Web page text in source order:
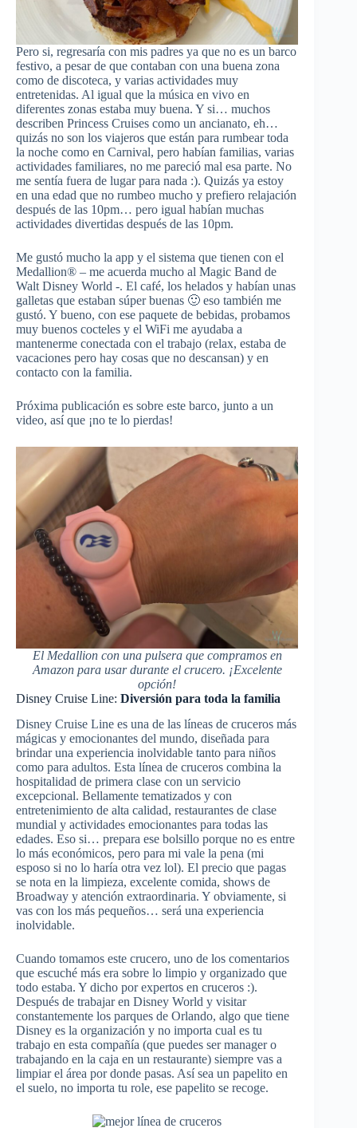
Pero si, regresaría con mis padres ya que no es un barco
festivo, a pesar de que contaban con una buena zona
como de discoteca, y varias actividades muy
entretenidas. Al igual que la música en vivo en
diferentes zonas estaba muy buena. Y si… muchos
describen Princess Cruises como un ancianato, eh…
quizás no son los viajeros que están para rumbear toda
la noche como en Carnival, pero habían familias, varias
actividades familiares, no me pareció mal esa parte. No
me sentía fuera de lugar para nada :). Quizás ya estoy
en una edad que no rumbeo mucho y prefiero relajación
después de las 10pm… pero igual habían muchas
actividades divertidas después de las 10pm.
Me gustó mucho la app y el sistema que tienen con el
Medallion® – me acuerda mucho al Magic Band de
Walt Disney World -. El café, los helados y habían unas
galletas que estaban súper buenas 🙂 eso también me
gustó. Y bueno, con ese paquete de bebidas, probamos
muy buenos cocteles y el WiFi me ayudaba a
mantenerme conectada con el trabajo (relax, estaba de
vacaciones pero hay cosas que no descansan) y en
contacto con la familia.
Próxima publicación es sobre este barco, junto a un
video, así que ¡no te lo pierdas!
El Medallion con una pulsera que compramos en
Amazon para usar durante el crucero. ¡Excelente
opción!
Disney Cruise Line: Diversión para toda la familia
Disney Cruise Line es una de las líneas de cruceros más
mágicas y emocionantes del mundo, diseñada para
brindar una experiencia inolvidable tanto para niños
como para adultos. Esta línea de cruceros combina la
hospitalidad de primera clase con un servicio
excepcional. Bellamente tematizados y con
entretenimiento de alta calidad, restaurantes de clase
mundial y actividades emocionantes para todas las
edades. Eso si… prepara ese bolsillo porque no es entre
lo más económicos, pero para mi vale la pena (mi
esposo si no lo haría otra vez lol). El precio que pagas
se nota en la limpieza, excelente comida, shows de
Broadway y atención extraordinaria. Y obviamente, si
vas con los más pequeños… será una experiencia
inolvidable.
Cuando tomamos este crucero, uno de los comentarios
que escuché más era sobre lo limpio y organizado que
todo estaba. Y dicho por expertos en cruceros :).
Después de trabajar en Disney World y visitar
constantemente los parques de Orlando, algo que tiene
Disney es la organización y no importa cual es tu
trabajo en esta compañía (que puedes ser manager o
trabajando en la caja en un restaurante) siempre vas a
limpiar el área por donde pasas. Así sea un papelito en
el suelo, no importa tu role, ese papelito se recoge.